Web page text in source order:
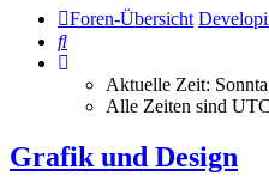
Foren-Übersicht
Suche
Aktuelle Zeit:
Alle Zeiten sind
Grafik und Design